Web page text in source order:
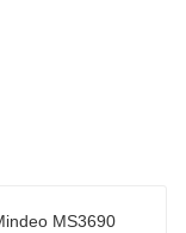
MS3690